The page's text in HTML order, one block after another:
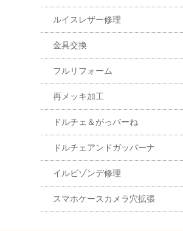
ルイスレザー修理
金具交換
フルリフォーム
再メッキ加工
ドルチェ＆がっバーね
ドルチェアンドガッバーナ
イルビゾンデ修理
スマホケースカメラ穴拡張